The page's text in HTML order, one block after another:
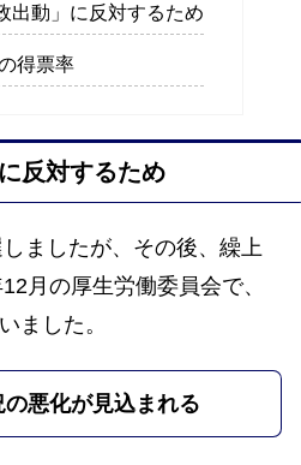
出動」に反対するため
得票率
反対するため
ましたが、その後、繰上
月の厚生労働委員会で、
ました。
悪化が見込まれる